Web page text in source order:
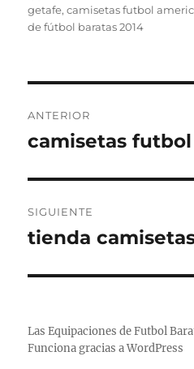
el
getafe,camisetas futbol
de fútbol baratas 2014
de
ANTERIOR
Entrada
camisetas
SIGUIENTE
Entrada
tienda
Las Equipaciones de Futbol
Funciona gracias a WordPress